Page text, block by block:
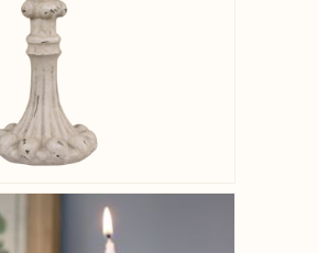
View larger image